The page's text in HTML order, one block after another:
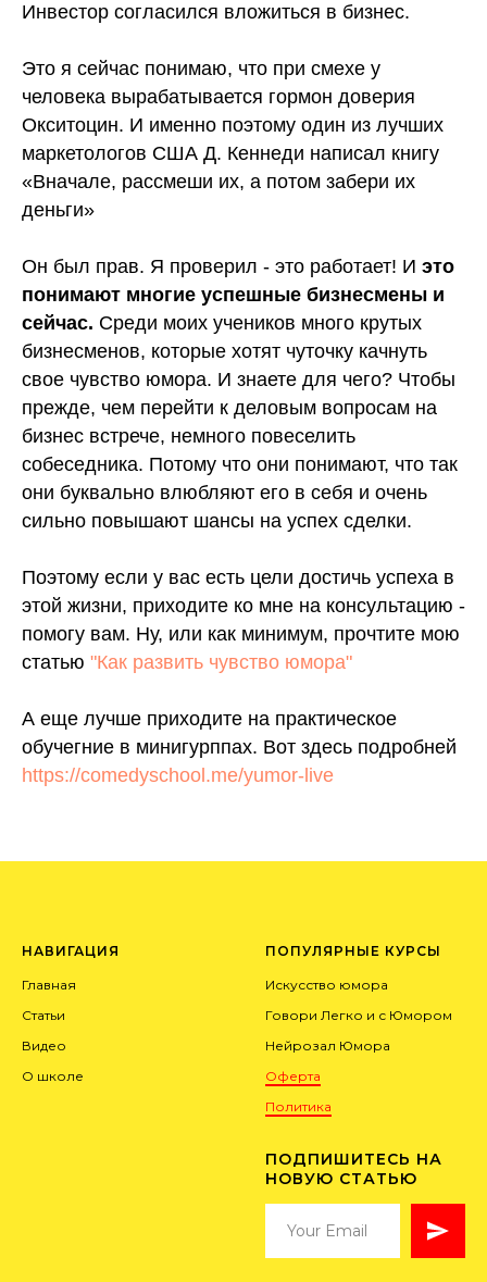
Инвестор согласился вложиться в бизнес.
Это я сейчас понимаю, что при смехе у
человека вырабатывается гормон доверия
Окситоцин. И именно поэтому один из лучших
маркетологов США Д. Кеннеди написал книгу
«Вначале, рассмеши их, а потом забери их
деньги»
Он был прав. Я проверил - это работает! И это
понимают многие успешные бизнесмены и
сейчас. Среди моих учеников много крутых
бизнесменов, которые хотят чуточку качнуть
свое чувство юмора. И знаете для чего? Чтобы
прежде, чем перейти к деловым вопросам на
бизнес встрече, немного повеселить
собеседника. Потому что они понимают, что так
они буквально влюбляют его в себя и очень
сильно повышают шансы на успех сделки.
Поэтому если у вас есть цели достичь успеха в
этой жизни, приходите ко мне на консультацию -
помогу вам. Ну, или как минимум, прочтите мою
статью "Как развить чувство юмора"
А еще лучше приходите на практическое
обучегние в минигурппах. Вот здесь подробней
https://comedyschool.me/yumor-live
НАВИГАЦИЯ
Главная
Статьи
Видео
О школе
ПОПУЛЯРНЫЕ КУРСЫ
Искусство юмора
Говори Легко и с Юмором
Нейрозал Юмора
Оферта
Политика
ПОДПИШИТЕСЬ НА
НОВУЮ СТАТЬЮ